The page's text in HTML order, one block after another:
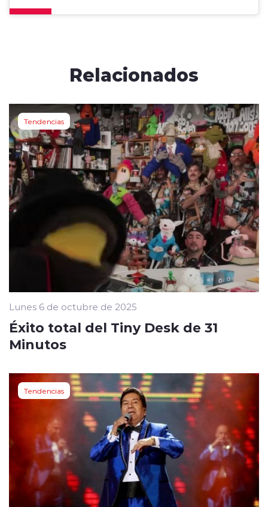
Relacionados
Tendencias
Lunes 6 de octubre de 2025
Éxito total del Tiny Desk de 31
Minutos
Tendencias